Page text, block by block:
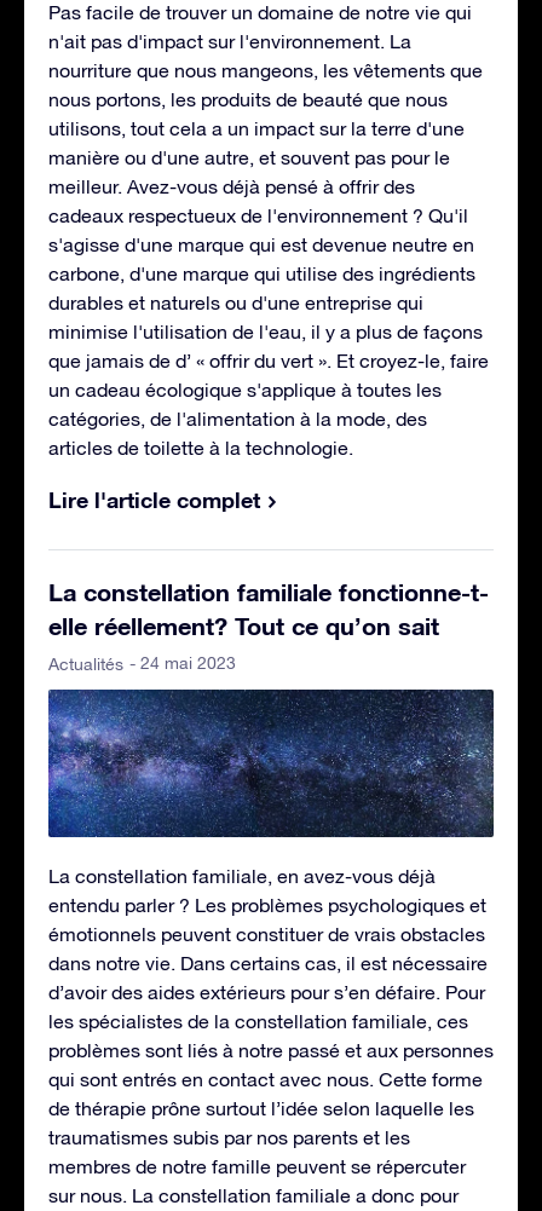
Pas facile de trouver un domaine de notre vie qui
n'ait pas d'impact sur l'environnement. La
nourriture que nous mangeons, les vêtements que
nous portons, les produits de beauté que nous
utilisons, tout cela a un impact sur la terre d'une
manière ou d'une autre, et souvent pas pour le
meilleur. Avez-vous déjà pensé à offrir des
cadeaux respectueux de l'environnement ? Qu'il
s'agisse d'une marque qui est devenue neutre en
carbone, d'une marque qui utilise des ingrédients
durables et naturels ou d'une entreprise qui
minimise l'utilisation de l'eau, il y a plus de façons
que jamais de d’ « offrir du vert ». Et croyez-le, faire
un cadeau écologique s'applique à toutes les
catégories, de l'alimentation à la mode, des
articles de toilette à la technologie.
Lire l'article complet
La constellation familiale fonctionne-t-
elle réellement? Tout ce qu’on sait
Actualités - 24 mai 2023
La constellation familiale, en avez-vous déjà
entendu parler ? Les problèmes psychologiques et
émotionnels peuvent constituer de vrais obstacles
dans notre vie. Dans certains cas, il est nécessaire
d’avoir des aides extérieurs pour s’en défaire. Pour
les spécialistes de la constellation familiale, ces
problèmes sont liés à notre passé et aux personnes
qui sont entrés en contact avec nous. Cette forme
de thérapie prône surtout l’idée selon laquelle les
traumatismes subis par nos parents et les
membres de notre famille peuvent se répercuter
sur nous. La constellation familiale a donc pour